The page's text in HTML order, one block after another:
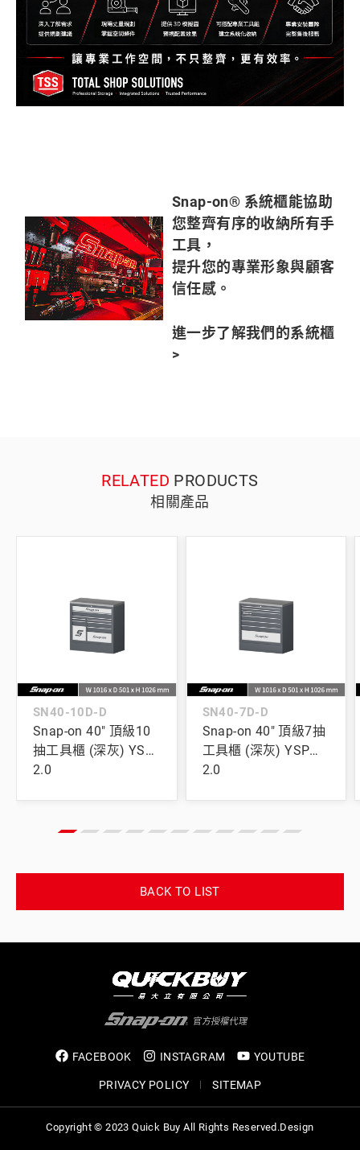
Snap-on® 系統櫃能協助
您整齊有序的收納所有手
工具，
提升您的專業形象與顧客
信任感。
進一步了解我們的系統櫃
>
RELATED PRODUCTS
相關產品
SN40-10D-D
Snap-on 40" 頂級10
抽工具櫃 (深灰) YSP
2.0
SN40-7D-D
Snap-on 40" 頂級7抽
工具櫃 (深灰) YSP
2.0
BACK TO LIST
FACEBOOK INSTAGRAM YOUTUBE
PRIVACY POLICY SITEMAP
Copyright © 2023 Quick Buy All Rights Reserved.Design